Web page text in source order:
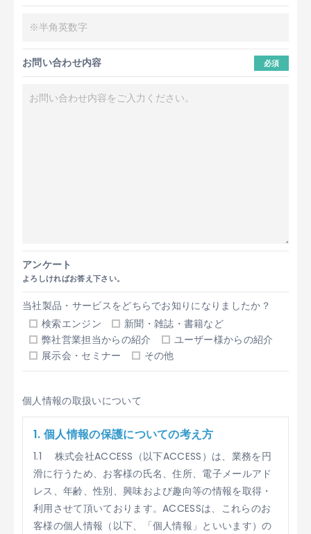
お問い合わせ内容 必須
アンケート
よろしければお答え下さい。
当社製品・サービスをどちらでお知りになりましたか？
検索エンジン
新聞・雑誌・書籍など
弊社営業担当からの紹介
ユーザー様からの紹介
展示会・セミナー
その他
個人情報の取扱いについて
1. 個人情報の保護についての考え方
1.1 株式会社ACCESS（以下ACCESS）は、業務を円
滑に行うため、お客様の氏名、住所、電子メールアド
レス、年齢、性別、興味および趣向等の情報を取得・
利用させて頂いております。ACCESSは、これらのお
客様の個人情報（以下、「個人情報」といいます）の